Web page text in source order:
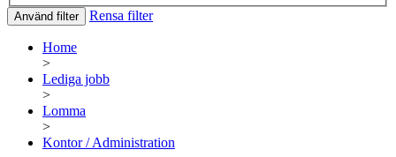
Använd filter Rensa filter
Home
>
Lediga jobb
>
Lomma
>
Kontor / Administration